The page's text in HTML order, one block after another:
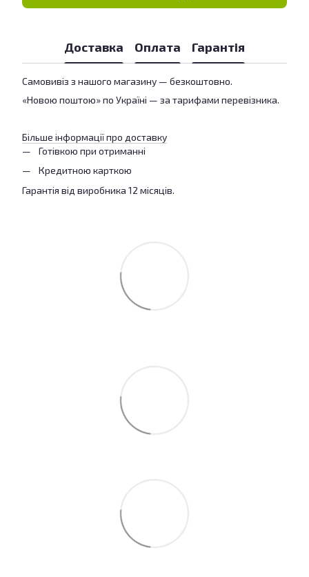
Доставка Оплата Гарантія
Самовивіз з нашого магазину — безкоштовно.
«Новою поштою» по Україні — за тарифами перевізника.
Більше інформації про доставку
Готівкою при отриманні
Кредитною карткою
Гарантія від виробника 12 місяців.